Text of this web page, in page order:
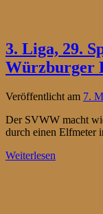
3. Liga, 29.
Würzburger
Veröffentlicht am 7.
Der SVWW macht
durch einen Elfmeter
Weiterlesen